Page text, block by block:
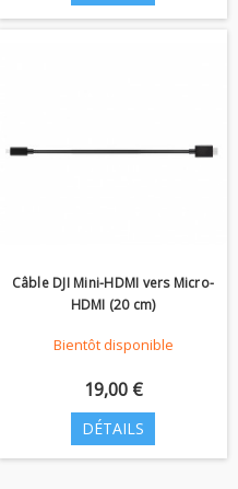
Câble DJI Mini-HDMI vers Micro-
HDMI (20 cm)
Bientôt disponible
19,00 €
DÉTAILS